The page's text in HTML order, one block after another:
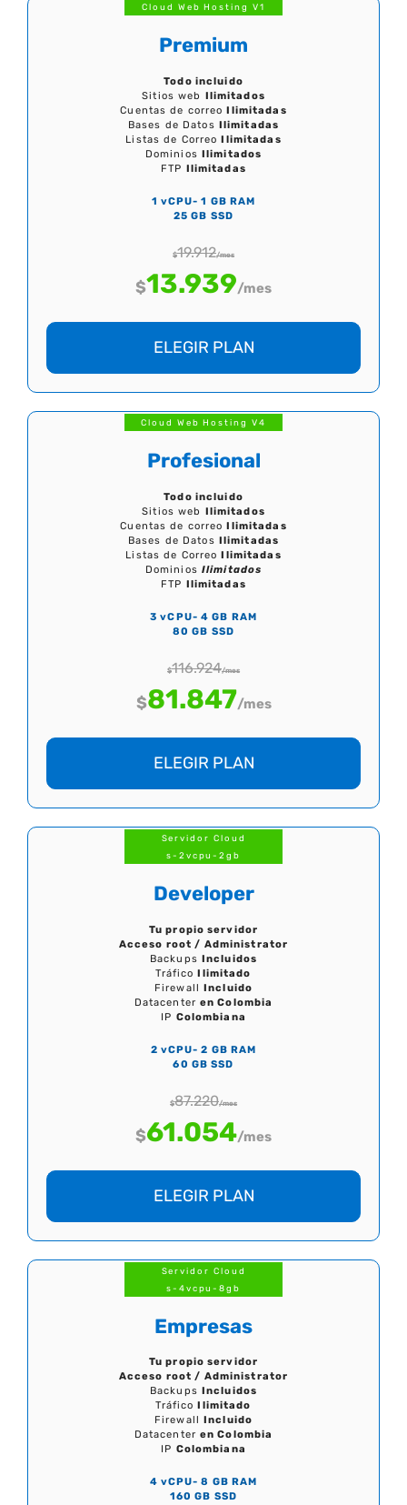
Cloud Web Hosting V1
Premium
Todo incluido
Sitios web Ilimitados
Cuentas de correoIlimitadas
Bases de Datos Ilimitadas
Listas de CorreoIlimitadas
Dominios Ilimitados
FTP Ilimitadas
1 vCPU- 1 GB RAM
25 GB SSD
$19.912/mes
$13.939/mes
ELEGIR PLAN
Cloud Web Hosting V4
Profesional
Todo incluido
Sitios web Ilimitados
Cuentas de correoIlimitadas
Bases de Datos Ilimitadas
Listas de CorreoIlimitadas
Dominios Ilimitados
FTP Ilimitadas
3 vCPU- 4 GB RAM
80 GB SSD
$116.924/mes
$81.847/mes
ELEGIR PLAN
Servidor Cloud
s-2vcpu-2gb
Developer
Tu propio servidor
Acceso root / Administrator
Backups Incluidos
TráficoIlimitado
FirewallIncluido
Datacenter en Colombia
IP Colombiana
2 vCPU- 2 GB RAM
60 GB SSD
$87.220/mes
$61.054/mes
ELEGIR PLAN
Servidor Cloud
s-4vcpu-8gb
Empresas
Tu propio servidor
Acceso root / Administrator
Backups Incluidos
Tráfico Ilimitado
Firewall Incluido
Datacenter en Colombia
IP Colombiana
4 vCPU- 8 GB RAM
160 GB SSD